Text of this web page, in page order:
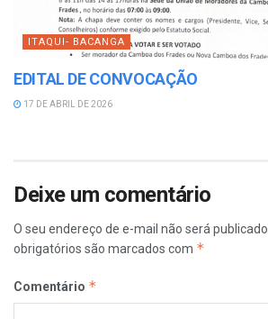
ITAQUI- BACANGA
EDITAL DE CONVOCAÇÃO
17 DE ABRIL DE 2026
Deixe um comentário
O seu endereço de e-mail não será publicado.
obrigatórios são marcados com *
Comentário *